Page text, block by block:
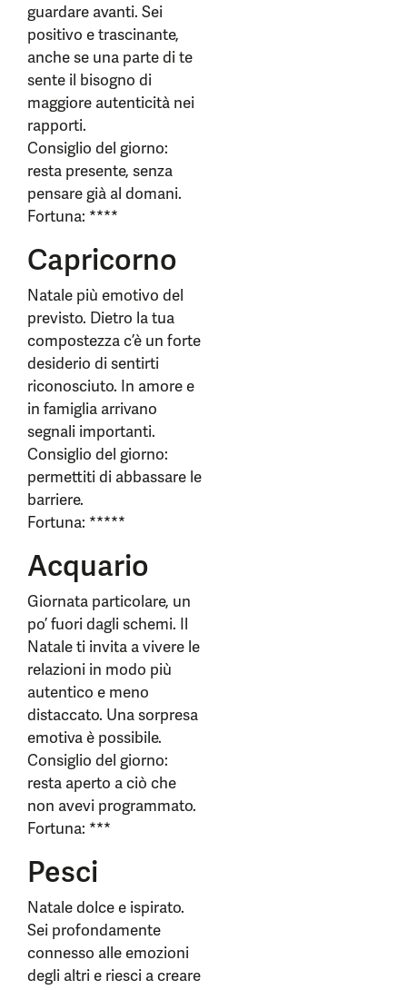
guardare avanti. Sei
positivo e trascinante,
anche se una parte di te
sente il bisogno di
maggiore autenticità nei
rapporti.
Consiglio del giorno:
resta presente, senza
pensare già al domani.
Fortuna: ****
Capricorno
Natale più emotivo del
previsto. Dietro la tua
compostezza c’è un forte
desiderio di sentirti
riconosciuto. In amore e
in famiglia arrivano
segnali importanti.
Consiglio del giorno:
permettiti di abbassare le
barriere.
Fortuna: *****
Acquario
Giornata particolare, un
po’ fuori dagli schemi. Il
Natale ti invita a vivere le
relazioni in modo più
autentico e meno
distaccato. Una sorpresa
emotiva è possibile.
Consiglio del giorno:
resta aperto a ciò che
non avevi programmato.
Fortuna: ***
Pesci
Natale dolce e ispirato.
Sei profondamente
connesso alle emozioni
degli altri e riesci a creare